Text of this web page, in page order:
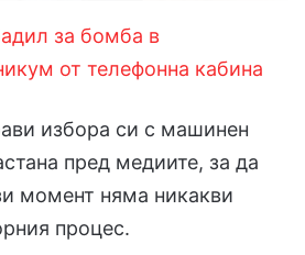
за бомба в
от телефонна кабина
избора си с машинен
пред медиите, за да
момент няма никакви
процес.